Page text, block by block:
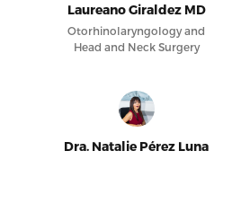
Laureano Giraldez MD
Otorhinolaryngology and
Head and Neck Surgery
Dra. Natalie Pérez Luna